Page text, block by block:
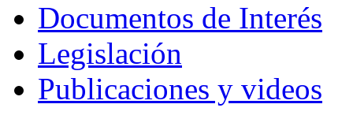
Documentos de Interés
Legislación
Publicaciones y videos